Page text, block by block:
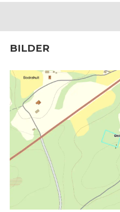
BILDER